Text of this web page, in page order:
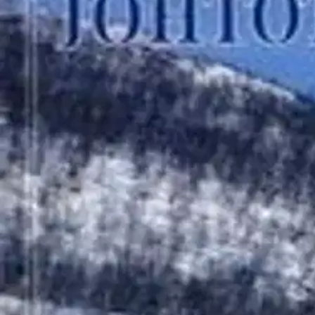
Avaa kuva suurempana
Karusellin nuolipainikkeet
Suomen Mercedes-Benz-Klubi
Blauberg, Johtotähti Suomen
Asiakasomistajahinta
Hinta ilman S-Etukorttia:
76,95 €
Verkkokaupan hinta
Valitse toimitustapa
Nouto myymälästä
Ei saatavilla
Toimitus